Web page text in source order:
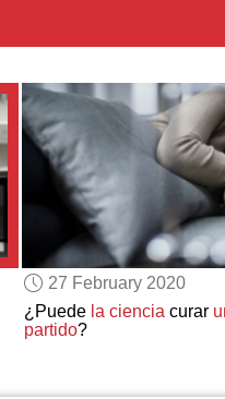
27 February 2020
¿Puede la cienciacurar
partido?